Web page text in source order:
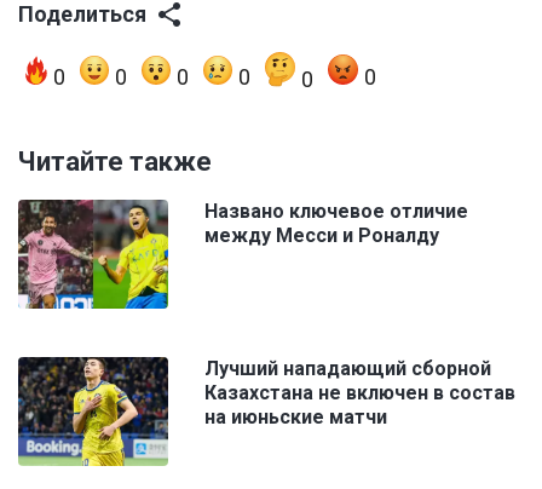
Поделиться
0 0 0 0 0 0
Читайте также
Названо ключевое отличие
между Месси и Роналду
Лучший нападающий сборной
Казахстана не включен в состав
на июньские матчи